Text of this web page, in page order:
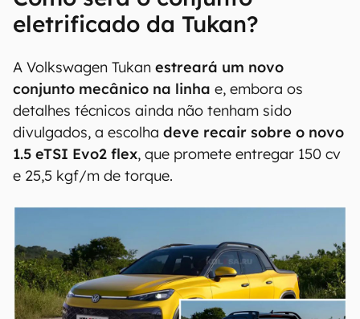
eletrificado da Tukan?
A Volkswagen Tukan estreará um novo
conjunto mecânico na linha e, embora os
detalhes técnicos ainda não tenham sido
divulgados, a escolha deve recair sobre o novo
1.5 eTSI Evo2 flex, que promete entregar 150 cv
e 25,5 kgf/m de torque.